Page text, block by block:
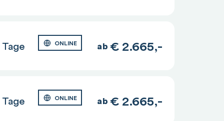
ONLINE ab € 2.665,-
ONLINE ab € 2.665,-